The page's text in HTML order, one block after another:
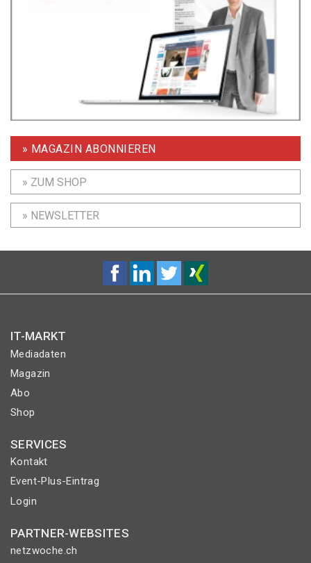
» MAGAZIN ABONNIEREN
» ZUM SHOP
» NEWSLETTER
IT-MARKT
Mediadaten
Magazin
Abo
Shop
SERVICES
Kontakt
Event-Plus-Eintrag
Login
PARTNER-WEBSITES
netzwoche.ch